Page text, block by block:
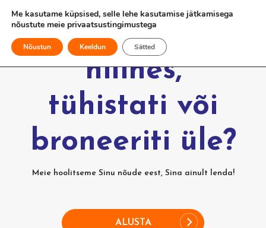
Kas Sinu lend
hilines,
tühistati või
broneeriti üle?
Meie hoolitseme Sinu nõude eest, Sina ainult lenda!
ALUSTA
Me kasutame küpsised, selle lehe kasutamise jätkamisega
nõustute meie privaatsustingimustega
Nõustun Keeldun Sätted